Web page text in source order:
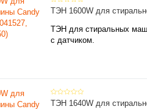
ТЭН 1600W для
ТЭН для стиральных
с датчиком.
ТЭН 1640W для